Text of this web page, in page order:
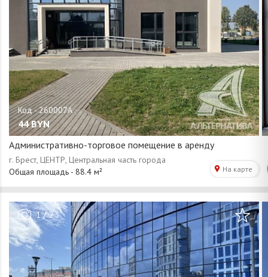
44 BYN
Административно-торговое помещение в аренду
1/2